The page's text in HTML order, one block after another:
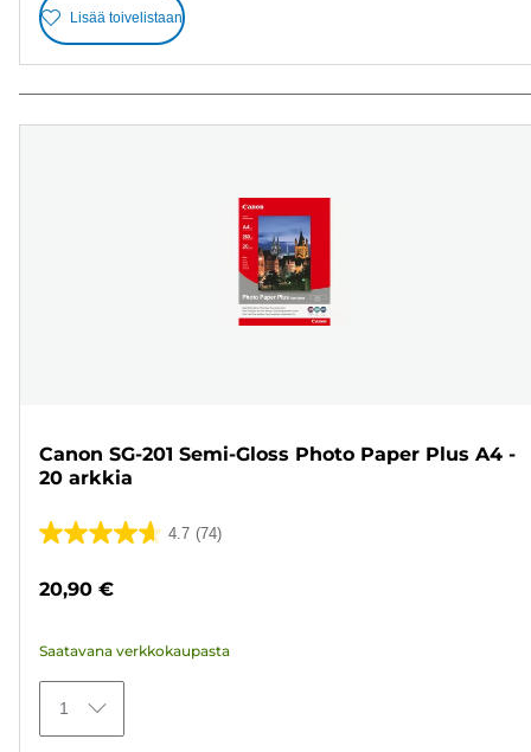
Lisää toivelistaan
Canon SG-201 Semi-Gloss Photo Paper Plus A4 -
20 arkkia
4.7 (74)
4.7/5
74
20,90 €
Saatavana verkkokaupasta
1